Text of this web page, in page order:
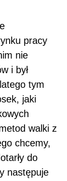
pracy
nie
i był
tym
jaki
walki z
chcemy,
do
następuje